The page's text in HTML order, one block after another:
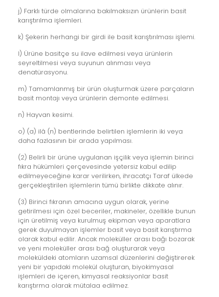
j) Farklı türde olmalarına bakılmaksızın ürünlerin basit
karıştırılma işlemleri.
k) Şekerin herhangi bir girdi ile basit karıştırılması işlemi.
l) Ürüne basitçe su ilave edilmesi veya ürünlerin
seyreltilmesi veya suyunun alınması veya
denatürasyonu.
m) Tamamlanmış bir ürün oluşturmak üzere parçaların
basit montajı veya ürünlerin demonte edilmesi.
n) Hayvan kesimi.
o) (a) ilâ (n) bentlerinde belirtilen işlemlerin iki veya
daha fazlasının bir arada yapılması.
(2) Belirli bir ürüne uygulanan işçilik veya işlemin birinci
fıkra hükümleri çerçevesinde yetersiz kabul edilip
edilmeyeceğine karar verilirken, ihracatçı Taraf ülkede
gerçekleştirilen işlemlerin tümü birlikte dikkate alınır.
(3) Birinci fıkranın amacına uygun olarak, yerine
getirilmesi için özel beceriler, makineler, özellikle bunun
için üretilmiş veya kurulmuş ekipman veya aparatlara
gerek duyulmayan işlemler basit veya basit karıştırma
olarak kabul edilir. Ancak moleküller arası bağı bozarak
ve yeni moleküller arası bağ oluşturarak veya
moleküldeki atomların uzamsal düzenlerini değiştirerek
yeni bir yapıdaki molekül oluşturan, biyokimyasal
işlemleri de içeren, kimyasal reaksiyonlar basit
karıştırma olarak mütalaa edilmez.